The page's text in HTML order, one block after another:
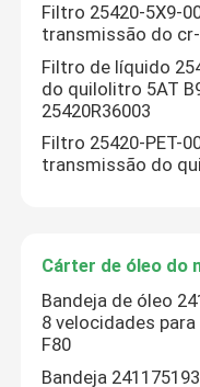
Filtro 25420-5X9-
transmissão do
Filtro de líquido
do quilolitro 5AT
25420R36003
Filtro 25420-PET-
transmissão do
Cárter de óleo do
Bandeja de óleo
8 velocidades
F80
Bandeja